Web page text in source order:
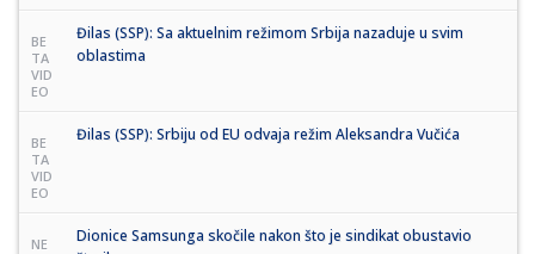
BE
TA
VID
EO
Đilas (SSP): Sa aktuelnim režimom Srbija nazaduje u svim
oblastima
BE
TA
VID
EO
Đilas (SSP): Srbiju od EU odvaja režim Aleksandra Vučića
NE
Dionice Samsunga skočile nakon što je sindikat obustavio